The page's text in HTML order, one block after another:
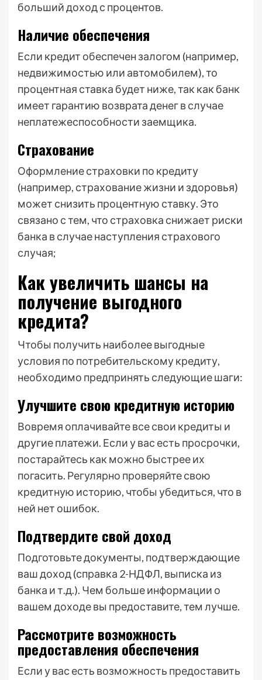
больший доход с процентов.
Наличие обеспечения
Если кредит обеспечен залогом (например,
недвижимостью или автомобилем), то
процентная ставка будет ниже, так как банк
имеет гарантию возврата денег в случае
неплатежеспособности заемщика.
Страхование
Оформление страховки по кредиту
(например, страхование жизни и здоровья)
может снизить процентную ставку. Это
связано с тем, что страховка снижает риски
банка в случае наступления страхового
случая;
Как увеличить шансы на
получение выгодного
кредита?
Чтобы получить наиболее выгодные
условия по потребительскому кредиту,
необходимо предпринять следующие шаги:
Улучшите свою кредитную историю
Вовремя оплачивайте все свои кредиты и
другие платежи. Если у вас есть просрочки,
постарайтесь как можно быстрее их
погасить. Регулярно проверяйте свою
кредитную историю, чтобы убедиться, что в
ней нет ошибок.
Подтвердите свой доход
Подготовьте документы, подтверждающие
ваш доход (справка 2-НДФЛ, выписка из
банка и т.д.). Чем больше информации о
вашем доходе вы предоставите, тем лучше.
Рассмотрите возможность
предоставления обеспечения
Если у вас есть возможность предоставить